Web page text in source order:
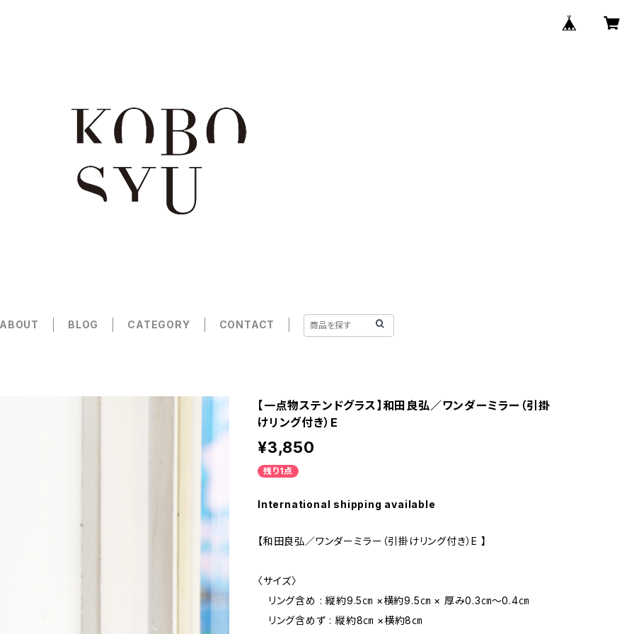
BLOG CATEGORY CONTACT
【一点物ステンドグラス】和田良弘／ワンダーミラー（引掛
けリング付き）E
¥3,850
残り1点
International shipping available
【和田良弘／ワンダーミラー（引掛けリング付き）E 】
〈サイズ〉
リング含め : 縦約9.5㎝ ×横約9.5㎝ × 厚み0.3㎝〜0.4㎝
リング含めず : 縦約8㎝ ×横約8㎝